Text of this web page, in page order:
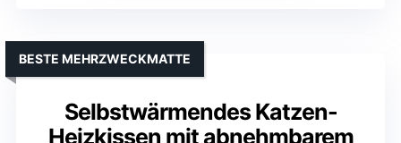
Selbstwärmendes Katzen-
Heizkissen mit abnehmbarem
BESTE MEHRZWECKMATTE